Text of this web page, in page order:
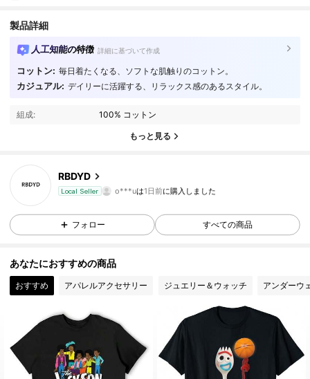
製品詳細
人工知能の特徴 詳細に基づいて作成
コットン: 毎日着たくなる、ソフトな肌触りのコットン。
カジュアル: デイリーに活躍する、リラックス感のあるスタイル。
組成: 100% コットン
もっと見る
RBDYD
Local Seller
3.76 9 フォロワー
3.76 9 フォロワー
o***uは1日前に購入しました
3.76 9 フォロワー
3.76 9 フォロワー
3.76
3.76 9 フォロワー
フォロー すべての商品
あなたにおすすめの商品
おすすめ アパレルアクセサリー ジュエリー＆ウォッチ アンダーウ